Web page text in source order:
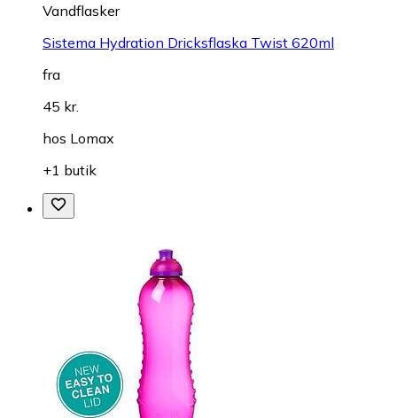
Vandflasker
Sistema Hydration Dricksflaska Twist 620ml
fra
45 kr.
hos Lomax
+1 butik